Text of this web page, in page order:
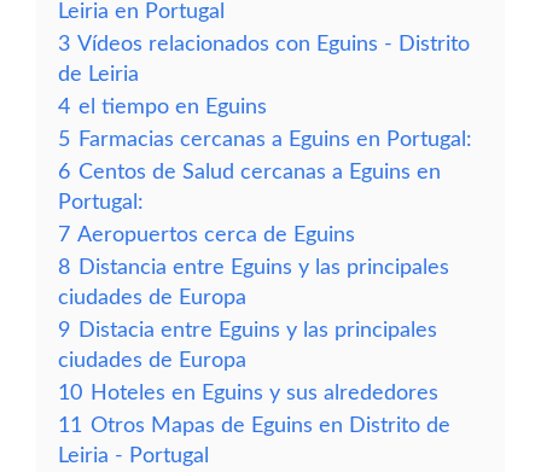
Leiria en Portugal
3 Vídeos relacionados con Eguins - Distrito
de Leiria
4 el tiempo en Eguins
5 Farmacias cercanas a Eguins en Portugal:
6 Centos de Salud cercanas a Eguins en
Portugal:
7 Aeropuertos cerca de Eguins
8 Distancia entre Eguins y las principales
ciudades de Europa
9 Distacia entre Eguins y las principales
ciudades de Europa
10 Hoteles en Eguins y sus alrededores
11 Otros Mapas de Eguins en Distrito de
Leiria - Portugal